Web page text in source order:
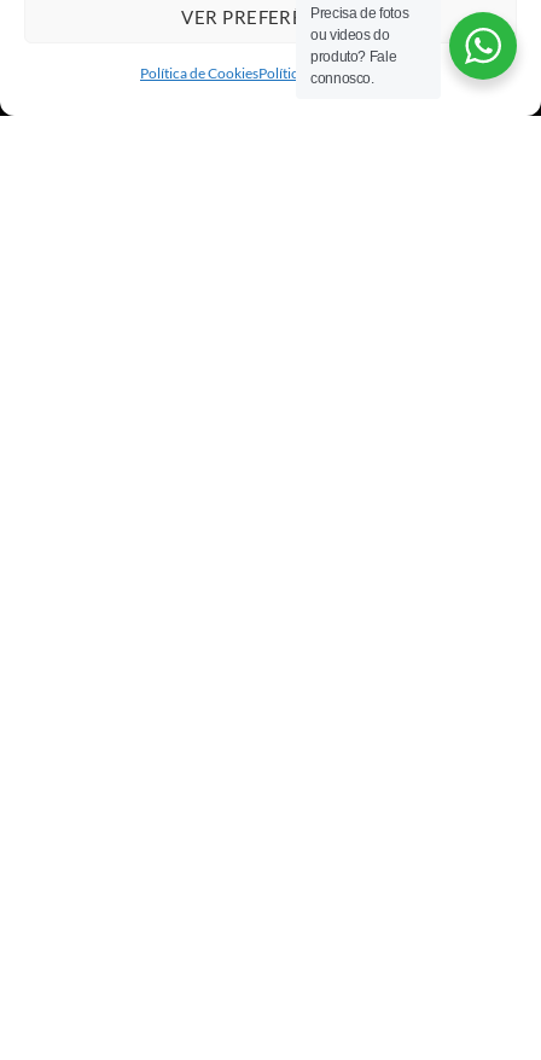
VER PREFERÊNCIAS
Política de CookiesPolítica de privacidade
Stripe MasterCardCash
Copyright 2026 ©All rights reserved
Precisa de fotos
ou videos do
produto? Fale
connosco.